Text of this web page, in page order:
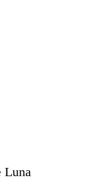
Luna